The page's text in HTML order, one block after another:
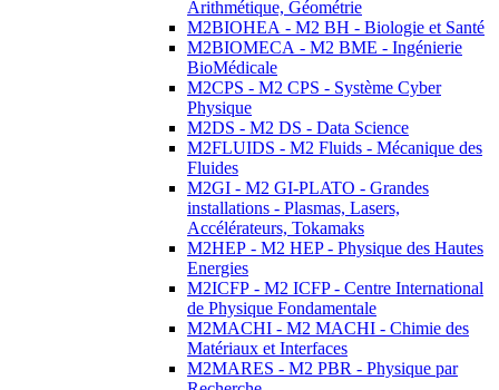
Arithmétique, Géométrie
M2BIOHEA - M2 BH - Biologie et Santé
M2BIOMECA - M2 BME - Ingénierie
BioMédicale
M2CPS - M2 CPS - Système Cyber
Physique
M2DS - M2 DS - Data Science
M2FLUIDS - M2 Fluids - Mécanique des
Fluides
M2GI - M2 GI-PLATO - Grandes
installations - Plasmas, Lasers,
Accélérateurs, Tokamaks
M2HEP - M2 HEP - Physique des Hautes
Energies
M2ICFP - M2 ICFP - Centre International
de Physique Fondamentale
M2MACHI - M2 MACHI - Chimie des
Matériaux et Interfaces
M2MARES - M2 PBR - Physique par